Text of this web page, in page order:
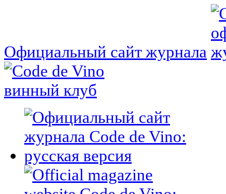
Официальный сайт журнала